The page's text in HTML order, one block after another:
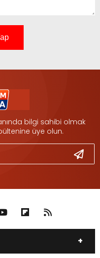
bilgi sahibi olmak
üye olun.